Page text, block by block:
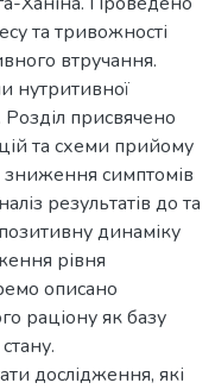
та тривожності
втручання.
нутритивної
Розділ присвячено
та схеми прийому
зниження симптомів
результатів до та
динаміку
рівня
описано
раціону як базу
дослідження, які